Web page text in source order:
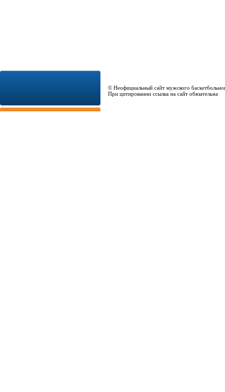
© Неофициальный сайт мужского
При цитировании ссылка на сайт обязательна